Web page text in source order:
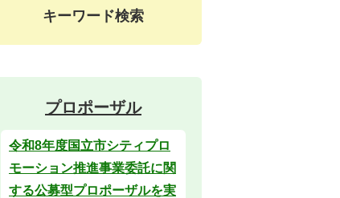
キーワード検索
プロポーザル
令和8年度国立市シティプロ
モーション推進事業委託に関
する公募型プロポーザルを実